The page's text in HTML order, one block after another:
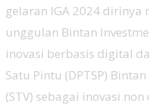
gelaran IGA 2024 dirinya
unggulan Bintan
inovasi berbasis digital
Satu Pintu (DPTSP)
(STV) sebagai inovasi